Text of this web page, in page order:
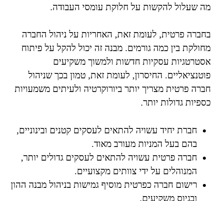
מה שעלול להקשות על חלוקת עומסי העבודה.
בחברה פרטית, לעומת זאת, האחריות על ניהול החברה
מחולקת בין כמה גורמים. מבנה זה יכול להקל על פיתוח
אסטרטגיות עסקיות חדשות ולמשוך משקיעים
פוטנציאליים. החיסרון, לעומת זאת, טמון בכך שניהול
חברה פרטית מצריך יותר ביורוקרטיה ולעיתים משמעויות
כספיות גדולות יותר.
חברת יחיד עשויה להתאים לעסקים קטנים ובינוניים,
בהם בעל המניות מעורב מאוד.
חברה פרטית עשויה להתאים לעסקים גדולים יותר,
המנוהלים על ידי צוותים מקצועיים.
רישום חברה כפרטית מוסיף גמישות בניהול מבנה ההון
ובגיוס משקיעים.